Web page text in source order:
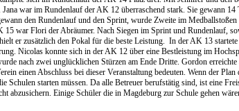
war im Rundenlauf der AK 12 überraschend stark. Sie gewann
den Rundenlauf und den Sprint, wurde Zweite im
war Flori der Abräumer. Nach Siegen im Sprint und Rundenlauf,
er zusätzlich den Pokal für die beste Leistung. In der AK 13
Nicolas konnte sich in der AK 12 über eine Bestleistung im
nach zwei unglücklichen Stürzen am Ende Dritte. Gordon
einen Abschluss bei dieser Veranstaltung bedeuten. Wenn der
Schulen starten müssen. Da alle Betreuer berufstätig sind, ist eine
abzusichern. Einige Schüler die in Magdeburg zur Schule gehen